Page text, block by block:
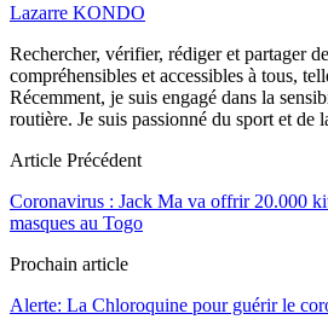
Lazarre KONDO
Rechercher, vérifier, rédiger et partager
compréhensibles et accessibles à tous,
Récemment, je suis engagé dans la
routière. Je suis passionné du sport et de
Article Précédent
Coronavirus : Jack Ma va offrir 20.000
masques au Togo
Prochain article
Alerte: La Chloroquine pour guérir le